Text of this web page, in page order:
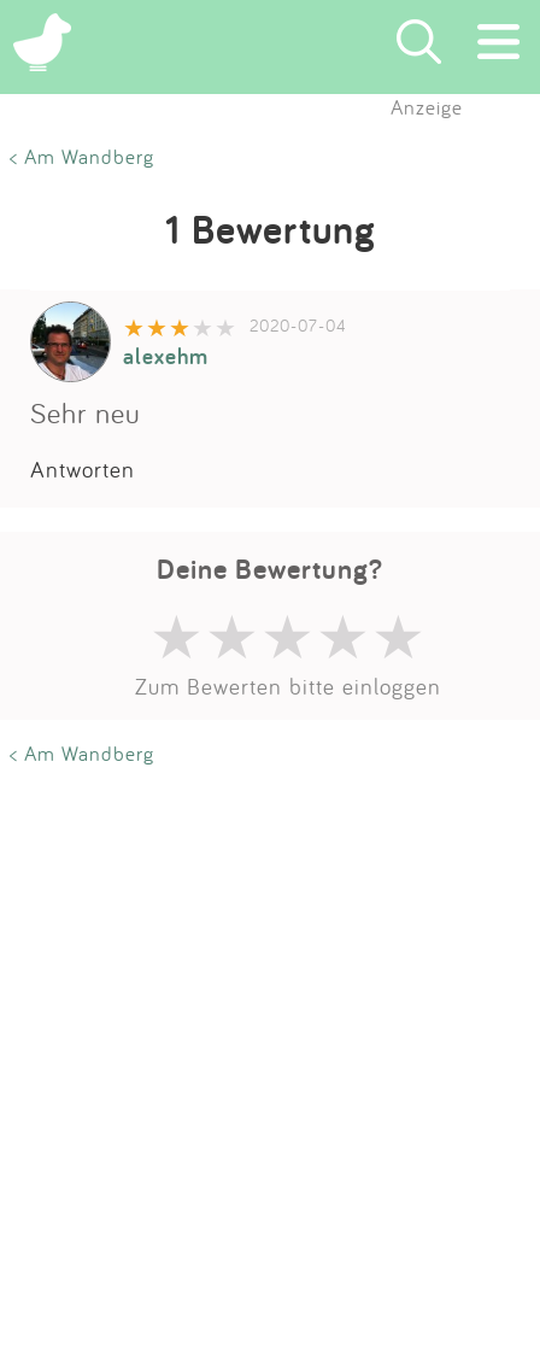
Eintragen
Anmelden
Anzeige
< Am Wandberg
1 Bewertung
2020-07-04
alexehm
Sehr neu
Antworten
Deine Bewertung?
Zum Bewerten bitte einloggen
< Am Wandberg